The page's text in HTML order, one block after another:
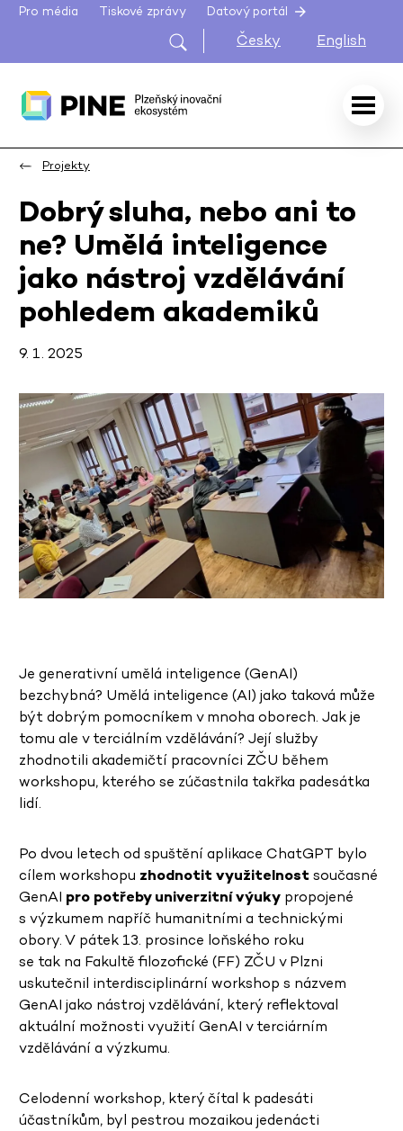
Pro média Tiskové zprávy Datový portál
Česky English
Projekty
Dobrý sluha, nebo ani to
ne? Umělá inteligence
jako nástroj vzdělávání
pohledem akademiků
9. 1. 2025
Je generativní umělá inteligence (GenAI)
bezchybná? Umělá inteligence (AI) jako taková může
být dobrým pomocníkem v mnoha oborech. Jak je
tomu ale v terciálním vzdělávání? Její služby
zhodnotili akademičtí pracovníci ZČU během
workshopu, kterého se zúčastnila takřka padesátka
lidí.
Po dvou letech od spuštění aplikace ChatGPT bylo
cílem workshopu zhodnotit využitelnostsoučasné
GenAI pro potřeby univerzitní výuky propojené
s výzkumem napříč humanitními a technickými
obory. V pátek 13. prosince loňského roku
se tak na Fakultě filozofické (FF) ZČU v Plzni
uskutečnil interdisciplinární workshop s názvem
GenAI jako nástroj vzdělávání, který reflektoval
aktuální možnosti využití GenAI v terciárním
vzdělávání a výzkumu.
Celodenní workshop, který čítal k padesáti
účastníkům, byl pestrou mozaikou jedenácti